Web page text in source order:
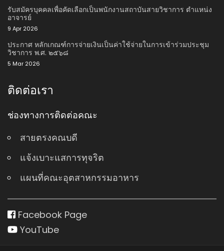
รับสมัครบุคคลเพื่อคัดเลือกเป็นพนักงานสถาบันสายวิชาการ ตําแหน่ง
อาจารย์
9 Apr 2026
ประกาศ หลักเกณฑ์การจ่ายเงินเป็นค่าใช้จ่ายในการเข้าร่วมประชุม
วิชาการ พ.ศ. ๒๕๖๘
5 Mar 2026
ติดต่อเรา
ช่องทางการติดต่อคณะ
สายตรงคณบดี
แจ้งเบาะแสการทุจริต
แผนที่คณะอุตสาหกรรมอาหาร
Facebook Page
YouTube